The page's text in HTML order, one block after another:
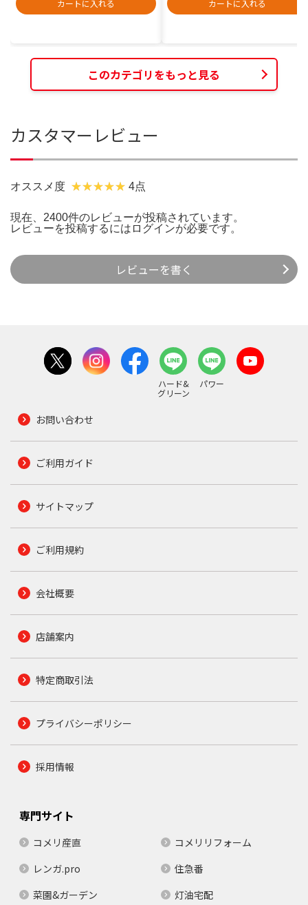
カートに入れる
カートに入れる
このカテゴリをもっと見る
カスタマーレビュー
オススメ度 4点
現在、2400件のレビューが投稿されています。
レビューを投稿するには ログインが必要です。
レビューを書く
ハード&
グリーン
パワー
お問い合わせ
ご利用ガイド
サイトマップ
ご利用規約
会社概要
店舗案内
特定商取引法
プライバシーポリシー
採用情報
専門サイト
コメリ産直
コメリリフォーム
レンガ.pro
住急番
菜園&ガーデン
灯油宅配